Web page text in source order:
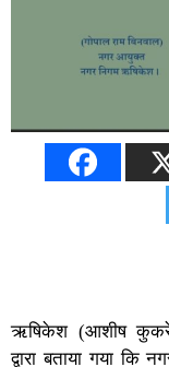
ऋषिकेश (आशीष
द्वारा बताया गया